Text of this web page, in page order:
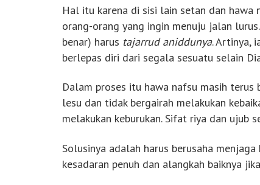
Hal itu karena di sisi lain setan dan hawa
orang-orang yang ingin menuju jalan
benar) harus tajarrud aniddunya. Artinya,
berlepas diri dari segala sesuatu selain
Dalam proses itu hawa nafsu masih terus
lesu dan tidak bergairah melakukan
melakukan keburukan. Sifat riya dan ujub
Solusinya adalah harus berusaha
kesadaran penuh dan alangkah baiknya